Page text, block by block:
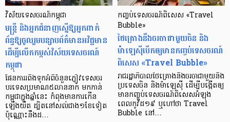
វិស័យទេសចរណ៍កម្ពុជា
មន្ត្រី និងអ្នកជំនាញស្នើឱ្យអ្នកពាក់
ព័ន្ធឱ្យចូលរួមបន្សាបព័ត៌មានអវិជ្ជមាន
ដើម្បីលើកកម្ពស់វិស័យទេសចរណ៍
កម្ពុជា
ផែនការរពឹងទុកអំពីចំនួនភ្ញៀវទេសចរ
បរទេសប្រមាណ៥លាននាក់ មកកាន់
កម្ពុជាក្នុងឆ្នាំនេះ កំពុងមានការកើន
ឡើងយឺត ដ្បិតនៅសល់ជាង១ខែទៀត
ប៉ុណ្ណោះនឹងដ…
កញ្ចប់ទេសចរណ៍ពិសេស «Travel
Bubble»
ថៃគ្រោងនឹងចរចាជាមួយចិន និង
ម៉ាឡេស៊ីបើកឲ្យមានកញ្ចប់ទេសចរណ៍
ពិសេស «Travel Bubble»
រាជរដ្ឋាភិបាលថៃគ្រោងនឹងចរចាជាមួយនឹង
ប្រទេសចិន និងម៉ាឡេស៊ី ដើម្បីបង្កើតឲ្យ
មានកញ្ចប់ទេសចរណ៍ពិសេសអំឡុង
ពេលកូវីដ១៩ ឬហៅថា Travel
Bubble នៅ…